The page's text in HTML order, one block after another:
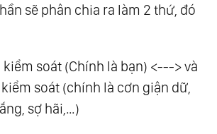
sẽ phân chia ra làm 2 thứ, đó
soát (Chính là bạn) <---> và
soát (chính là cơn giận dữ,
sợ hãi,…)